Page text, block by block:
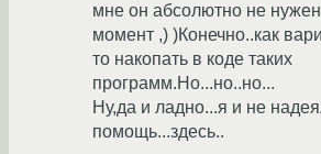
мне он абсолютно не
момент ,) )Конечно..как
то накопать в коде таких
программ.Но...но..но...
Ну,да и ладно...я и не
помощь...здесь..